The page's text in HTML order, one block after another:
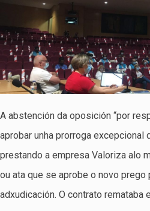
A abstención da oposición “por
aprobar unha prorroga excepcional
prestando a empresa Valoriza alo
ou ata que se aprobe o novo prego
adxudicación. O contrato remataba